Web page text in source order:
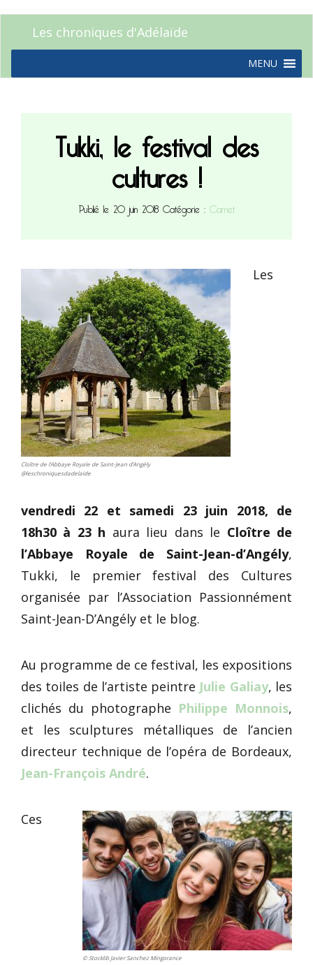
Les chroniques d'Adélaïde
MENU
Tukki, le festival des
cultures !
Publié le 20 juin 2018Catégorie :Carnet
Cloître de l’Abbaye Royale de Saint-Jean d’Angély
@leschroniquesdadelaide
Les
vendredi 22 et samedi 23 juin 2018, de
18h30 à 23 h aura lieu dans le Cloître de
l’Abbaye Royale de Saint-Jean-d’Angély,
Tukki, le premier festival des Cultures
organisée par l’Association Passionnément
Saint-Jean-D’Angély et le blog.
Au programme de ce festival, les expositions
des toiles de l’artiste peintre Julie Galiay, les
clichés du photographe Philippe Monnois,
et les sculptures métalliques de l’ancien
directeur technique de l’opéra de Bordeaux,
Jean-François André.
© Stocklib Javier Sanchez Mingorance
Ces